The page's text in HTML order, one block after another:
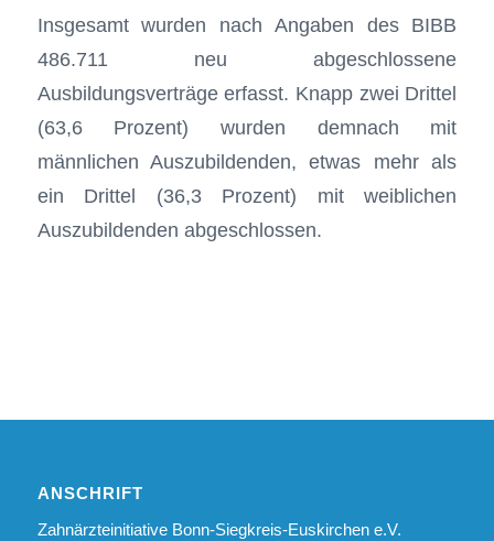
Insgesamt wurden nach Angaben des BIBB
486.711 neu abgeschlossene
Ausbildungsverträge erfasst. Knapp zwei Drittel
(63,6 Prozent) wurden demnach mit
männlichen Auszubildenden, etwas mehr als
ein Drittel (36,3 Prozent) mit weiblichen
Auszubildenden abgeschlossen.
ANSCHRIFT
Zahnärzteinitiative Bonn-Siegkreis-Euskirchen e.V.